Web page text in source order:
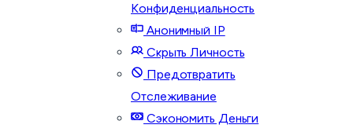
Конфиденциальность
Анонимный IP
Скрыть Личность
Предотвратить
Отслеживание
Сэкономить Деньги